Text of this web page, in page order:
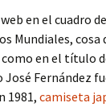
en el cuadro de
Mundiales, cosa
en el título
José Fernández
1981, camiseta